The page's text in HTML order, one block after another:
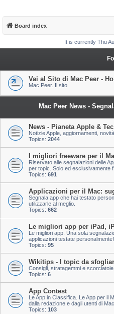
Board index
It is currently Thu
Vai al Sito di Mac Peer -
Mac Peer. Il sito
Mac Peer News -
News - Pianeta Apple &
Notizie Apple, aggiornamenti,
Topics: 2044
I migliori freeware per il
Riservato alle segnalazioni delle
per topic. Solo ed esclusivamente
Topics: 691
Applicazioni per il Mac:
Segnala app che hai testato
utilizzarle al meglio.
Topics: 662
Le migliori app per iPad,
Le migliori app. Una sola
applicazioni testate personalmente!
Topics: 95
Wikitips - I topic da
Consigli, stratagemmi e
Topics: 6
App Contest
Le App in Classifica. Le App per il
dalla redazione e dagli utenti di
Topics: 103